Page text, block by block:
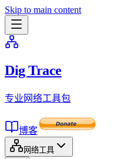
Skip to main content
Dig Trace
专业网络工具包
博客
网络工具